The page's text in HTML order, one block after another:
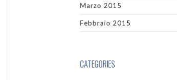
Marzo 2015
Febbraio 2015
CATEGORIES